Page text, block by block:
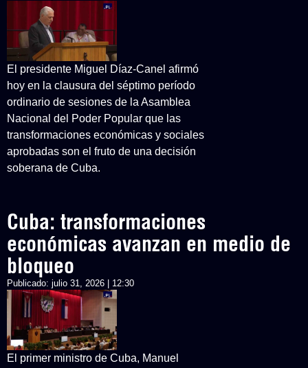
El presidente Miguel Díaz-Canel afirmó
hoy en la clausura del séptimo período
ordinario de sesiones de la Asamblea
Nacional del Poder Popular que las
transformaciones económicas y sociales
aprobadas son el fruto de una decisión
soberana de Cuba.
Cuba: transformaciones
económicas avanzan en medio de
bloqueo
Publicado: julio 31, 2026 | 12:30
El primer ministro de Cuba, Manuel